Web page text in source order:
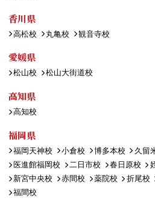
香川県
高松校 丸亀校 観音寺校
愛媛県
松山校 松山大街道校
高知県
高知校
福岡県
福岡天神校 小倉校 博多本校 久留
医進館福岡校
二日市校 春日原校
新宮中央校
赤間校 薬院校 折尾校
福間校